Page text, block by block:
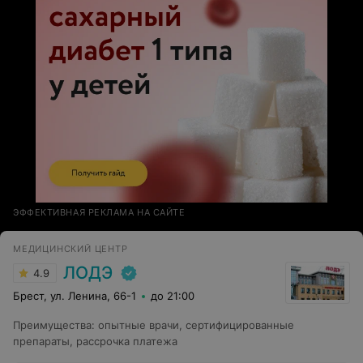
ЭФФЕКТИВНАЯ РЕКЛАМА НА САЙТЕ
МЕДИЦИНСКИЙ ЦЕНТР
4.9 ЛОДЭ
Брест, ул. Ленина, 66-1 до 21:00
Преимущества: опытные врачи, сертифицированные
препараты, рассрочка платежа